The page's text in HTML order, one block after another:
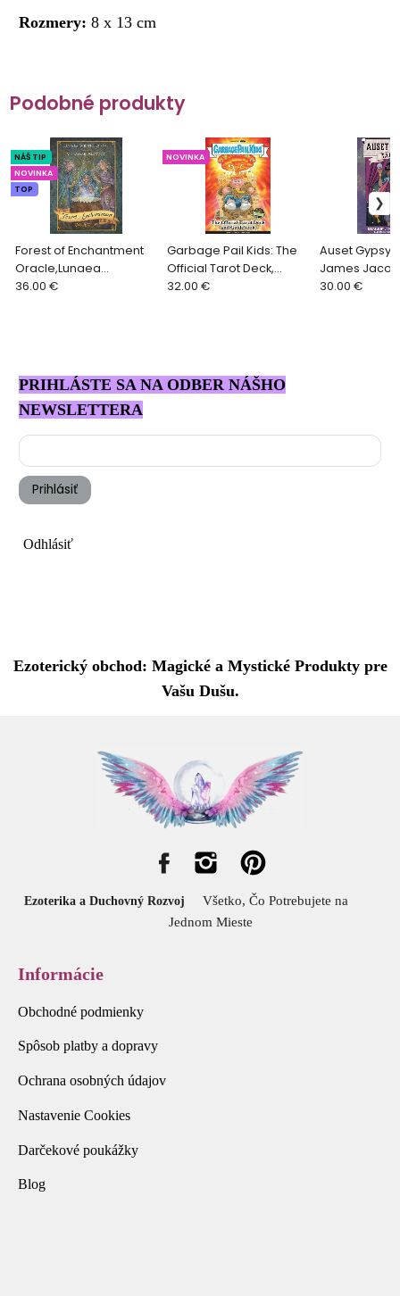
Rozmery: 8 x 13 cm
Podobné produkty
Forest of Enchantment
Oracle,Lunaea
Weatherstone,
NÁŠ TIP
NOVINKA
TOP
36.00 €
Garbage Pail Kids: The
Official Tarot Deck,
Minerva Siegel, Miran
NOVINKA
32.00 €
Auset Gypsy
James
30.00 €
PRIHLÁSTE SA NA ODBER NÁŠHO
NEWSLETTERA
Prihlásiť
Odhlásiť
Ezoterický obchod: Magické a Mystické Produkty pre
Vašu Dušu.
Ezoterika a Duchovný Rozvoj
Všetko, Čo Potrebujete na
Jednom Mieste
Informácie
Obchodné podmienky
Spôsob platby a dopravy
Ochrana osobných údajov
Nastavenie Cookies
Darčekové poukážky
Blog